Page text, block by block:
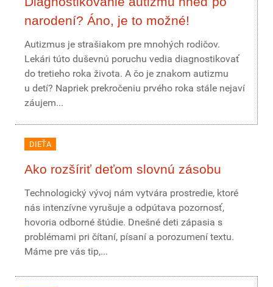
narodení? Áno, je to možné!
Autizmus je strašiakom pre mnohých rodičov.
Lekári túto duševnú poruchu vedia diagnostikovať
do tretieho roka života. A čo je znakom autizmu
u detí? Napriek prekročeniu prvého roka stále nejaví
záujem...
DIEŤA
Ako rozšíriť deťom slovnú zásobu
Technologický vývoj nám vytvára prostredie, ktoré
nás intenzívne vyrušuje a odpútava pozornosť,
hovoria odborné štúdie. Dnešné deti zápasia s
problémami pri čítaní, písaní a porozumení textu.
Máme pre vás tip,...